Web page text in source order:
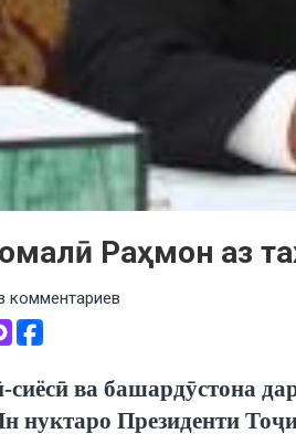
Раҳмон аз
комментариев
сиёсӣ ва башардӯстона
нуктаро Президенти